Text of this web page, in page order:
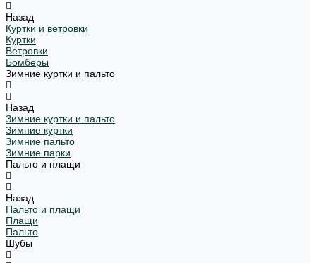
Назад
Куртки и ветровки
Куртки
Ветровки
Бомберы
Зимние куртки и пальто
Назад
Зимние куртки и пальто
Зимние куртки
Зимние пальто
Зимние парки
Пальто и плащи
Назад
Пальто и плащи
Плащи
Пальто
Шубы